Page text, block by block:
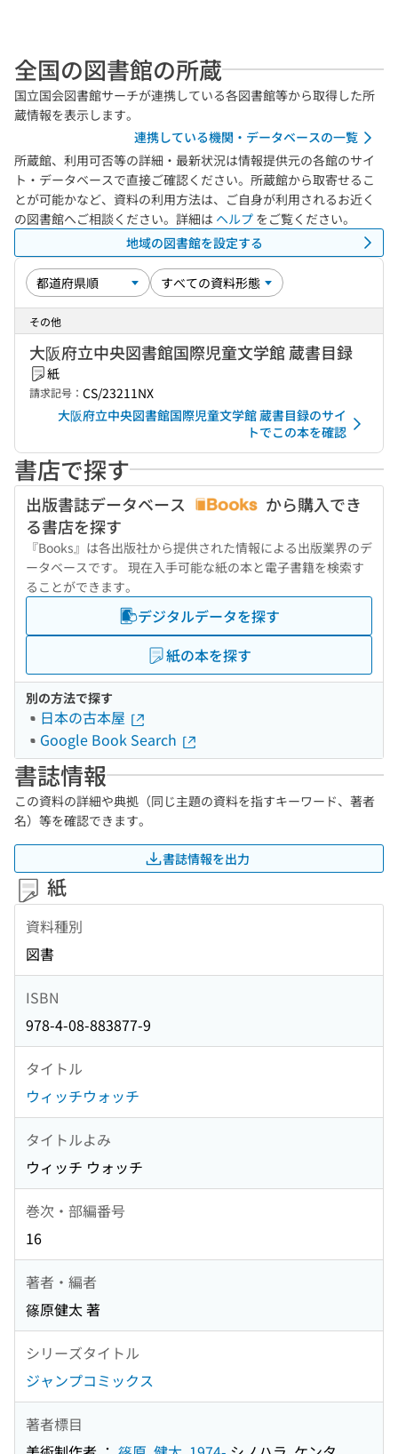
全国の図書館の所蔵
国立国会図書館サーチが連携している各図書館等から取得した所
蔵情報を表示します。
連携している機関・データベースの一覧
所蔵館、利用可否等の詳細・最新状況は情報提供元の各館のサイ
ト・データベースで直接ご確認ください。所蔵館から取寄せるこ
とが可能かなど、資料の利用方法は、ご自身が利用されるお近く
の図書館へご相談ください。詳細は ヘルプ をご覧ください。
地域の図書館を設定する
その他
大阪府立中央図書館国際児童文学館 蔵書目録
紙
請求記号： CS/23211NX
大阪府立中央図書館国際児童文学館 蔵書目録のサイ
トでこの本を確認
書店で探す
出版書誌データベース
から購入でき
る書店を探す
『Books』は各出版社から提供された情報による出版業界のデ
ータベースです。 現在入手可能な紙の本と電子書籍を検索す
ることができます。
デジタルデータを探す
紙の本を探す
別の方法で探す
日本の古本屋
Google Book Search
書誌情報
この資料の詳細や典拠（同じ主題の資料を指すキーワード、著者
名）等を確認できます。
書誌情報を出力
紙
資料種別
図書
ISBN
978-4-08-883877-9
タイトル
ウィッチウォッチ
タイトルよみ
ウィッチ ウォッチ
巻次・部編番号
16
著者・編者
篠原健太 著
シリーズタイトル
ジャンプコミックス
著者標目